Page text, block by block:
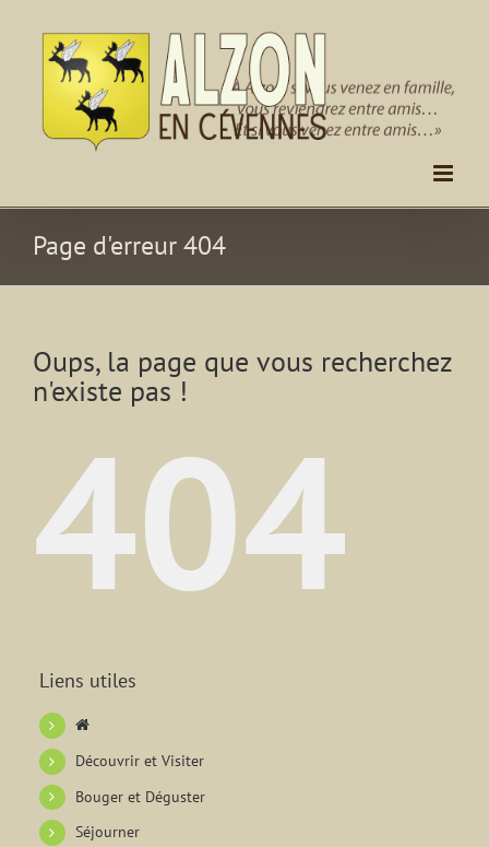
contenu
Page d'erreur 404
Oups, la page que vous recherchez
n'existe pas !
404
Liens utiles
Découvrir et Visiter
Bouger et Déguster
Séjourner